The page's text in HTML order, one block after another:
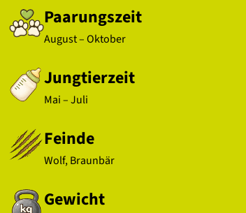
Paarungszeit
August – Oktober
Jungtierzeit
Mai – Juli
Feinde
Wolf, Braunbär
Gewicht